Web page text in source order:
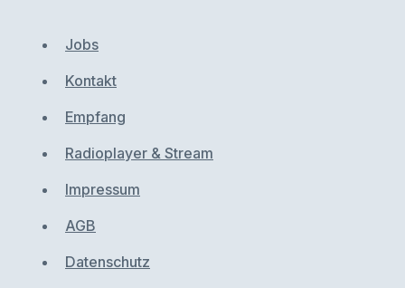
Jobs
Kontakt
Empfang
Radioplayer & Stream
Impressum
AGB
Datenschutz